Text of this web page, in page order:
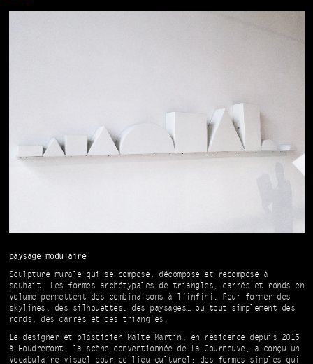
paysage modulaire
Sculpture murale qui se compose, décompose et recompose à
souhait. Les formes archétypales de triangles, carrés et ronds en
volume permettent des combinaisons à l’infini. Pour former des
skylines, des silhouettes, des paysages… ou tout simplement des
ronds, des carrés et des triangles.
Le designer et plasticien Malte Martin, en résidence depuis 2015
à Houdremont, la scène conventionnée de La Courneuve, a conçu un
vocabulaire visuel pour ce lieu culturel: des formes simples qui